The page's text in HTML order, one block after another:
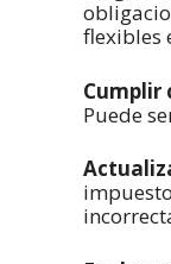
flexibles
Cumplir
Puede